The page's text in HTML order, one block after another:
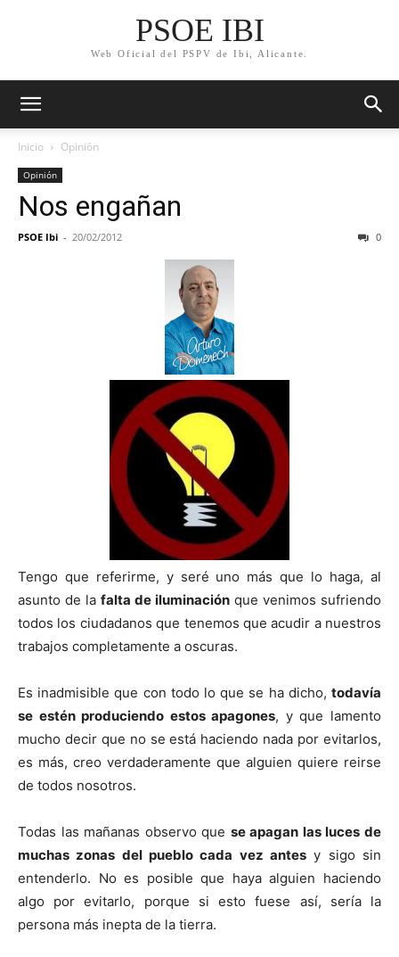
PSOE IBI
Web Oficial del PSPV de Ibi, Alicante.
Inicio Opinión
Opinión
Nos engañan
PSOE Ibi - 20/02/2012 0
Tengo que referirme, y seré uno más que lo haga, al
asunto de la falta de iluminación que venimos sufriendo
todos los ciudadanos que tenemos que acudir a nuestros
trabajos completamente a oscuras.
Es inadmisible que con todo lo que se ha dicho, todavía
se estén produciendo estos apagones, y que lamento
mucho decir que no se está haciendo nada por evitarlos,
es más, creo verdaderamente que alguien quiere reirse
de todos nosotros.
Todas las mañanas observo que se apagan las luces de
muchas zonas del pueblo cada vez antes y sigo sin
entenderlo. No es posible que haya alguien haciendo
algo por evitarlo, porque si esto fuese así, sería la
persona más inepta de la tierra.